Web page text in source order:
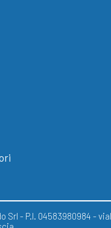
Srl - P.I. 04583980984 -